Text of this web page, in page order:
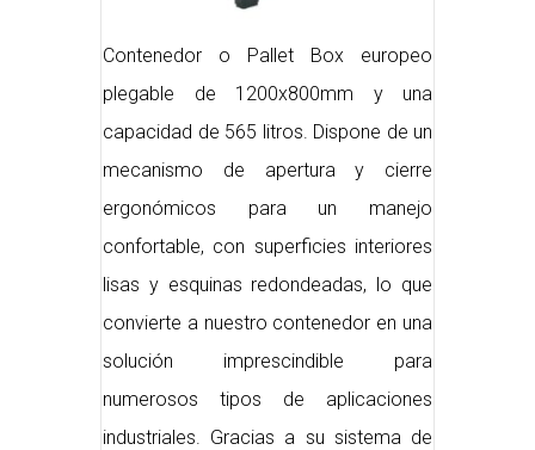
Contenedor o Pallet Box europeo
plegable de 1200x800mm y una
capacidad de 565 litros. Dispone de un
mecanismo de apertura y cierre
ergonómicos para un manejo
confortable, con superficies interiores
lisas y esquinas redondeadas, lo que
convierte a nuestro contenedor en una
solución imprescindible para
numerosos tipos de aplicaciones
industriales. Gracias a su sistema de